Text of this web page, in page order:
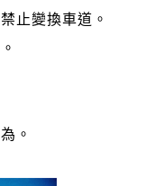
止變換車道。
。